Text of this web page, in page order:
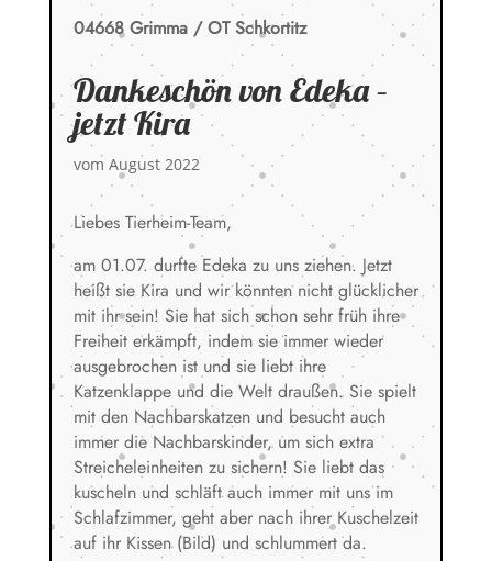
04668 Grimma / OT Schkortitz
Dankeschön von Edeka –
jetzt Kira
vom August 2022
Liebes Tierheim-Team,
am 01.07. durfte Edeka zu uns ziehen. Jetzt
heißt sie Kira und wir könnten nicht glücklicher
mit ihr sein! Sie hat sich schon sehr früh ihre
Freiheit erkämpft, indem sie immer wieder
ausgebrochen ist und sie liebt ihre
Katzenklappe und die Welt draußen. Sie spielt
mit den Nachbarskatzen und besucht auch
immer die Nachbarskinder, um sich extra
Streicheleinheiten zu sichern! Sie liebt das
kuscheln und schläft auch immer mit uns im
Schlafzimmer, geht aber nach ihrer Kuschelzeit
auf ihr Kissen (Bild) und schlummert da.